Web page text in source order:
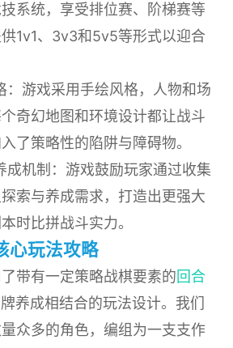
系统，享受排位赛、阶梯赛等
1v1、3v3和5v5等形式以迎合
游戏采用手绘风格，人物和场
奇幻地图和环境设计都让战斗
了策略性的陷阱与障碍物。
机制：游戏鼓励玩家通过收集
索与养成需求，打造出更强大
时比拼战斗实力。
心玩法攻略
了带有一定策略战棋要素的回合
养成相结合的玩法设计。我们
众多的角色，编组为一支支作